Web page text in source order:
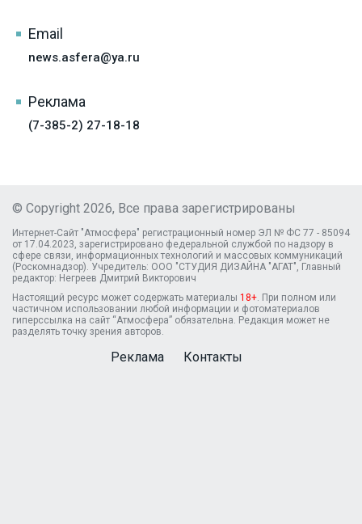
Email
news.asfera@ya.ru
Реклама
(7-385-2) 27-18-18
© Copyright 2026, Все права зарегистрированы
Интернет-Сайт "Атмосфера" регистрационный номер ЭЛ № ФС 77 - 85094
от 17.04.2023, зарегистрировано федеральной службой по надзору в
сфере связи, информационных технологий и массовых коммуникаций
(Роскомнадзор). Учредитель: ООО "СТУДИЯ ДИЗАЙНА "АГАТ", Главный
редактор: Негреев Дмитрий Викторович
Настоящий ресурс может содержать материалы 18+. При полном или
частичном использовании любой информации и фотоматериалов
гиперссылка на сайт “Атмосфера” обязательна. Редакция может не
разделять точку зрения авторов.
Реклама Контакты